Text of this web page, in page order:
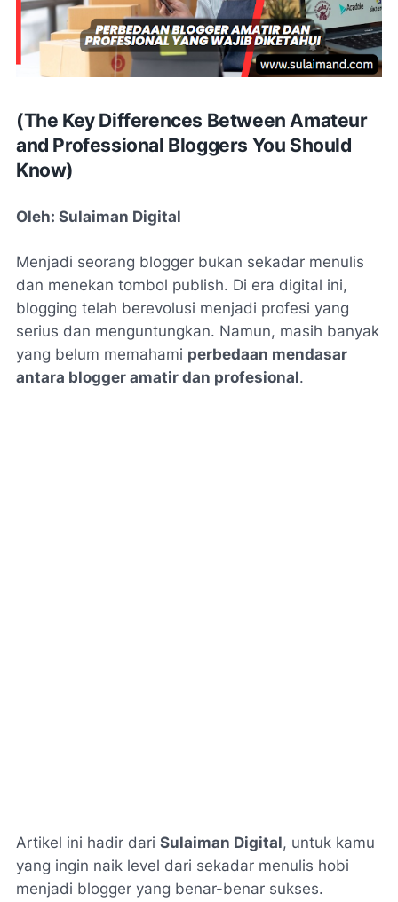
(The Key Differences Between Amateur
and Professional Bloggers You Should
Know)
Oleh: Sulaiman Digital
Menjadi seorang blogger bukan sekadar menulis
dan menekan tombol publish. Di era digital ini,
blogging telah berevolusi menjadi profesi yang
serius dan menguntungkan. Namun, masih banyak
yang belum memahami perbedaan mendasar
antara blogger amatir dan profesional.
Artikel ini hadir dari Sulaiman Digital, untuk kamu
yang ingin naik level dari sekadar menulis hobi
menjadi blogger yang benar-benar sukses.